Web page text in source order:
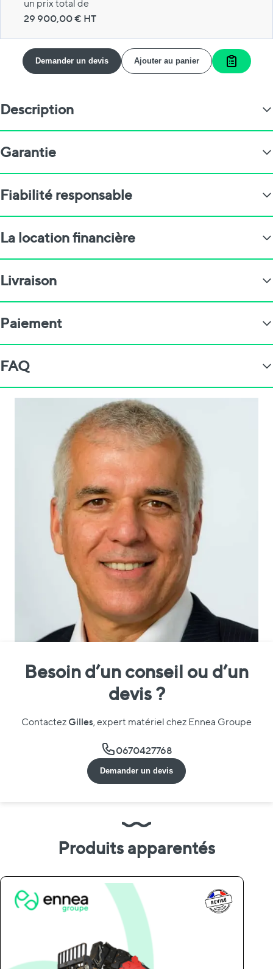
un prix total de
29 900,00€ HT
Demander un devis Ajouter au panier
Ajouter
Description
Garantie
Fiabilité responsable
La location financière
Livraison
Paiement
FAQ
Besoin d’un conseil ou d’un
devis ?
Contactez Gilles, expert matériel chez Ennea Groupe
0670427768
Demander un devis
Produits apparentés